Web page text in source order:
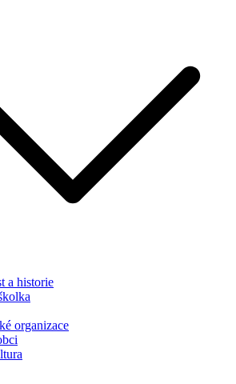
a historie
organizace